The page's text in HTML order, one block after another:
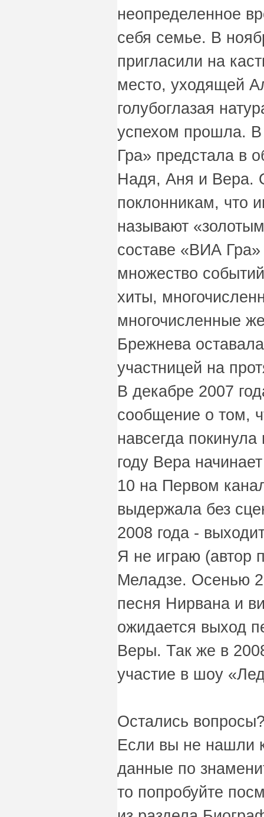
неопределенное
себя семье. В
пригласили на
место, уходящей
голубоглазая
успехом прошла.
Гра» предстала в
Надя, Аня и Вера.
поклонникам, что
называют
составе «ВИА
множество
хиты,
многочисленные
Брежнева
участницей на
В декабре 2007
сообщение о том,
навсегда
году Вера
10 на Первом
выдержала без
2008 года -
Я не играю (автор
Меладзе. Осенью
песня Нирвана и
ожидается выход
Веры. Так же в
участие в шоу
Остались
Если вы не нашли
данные по
то попробуйте